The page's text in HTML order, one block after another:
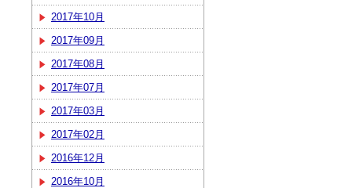
2017年10月
2017年09月
2017年08月
2017年07月
2017年03月
2017年02月
2016年12月
2016年10月